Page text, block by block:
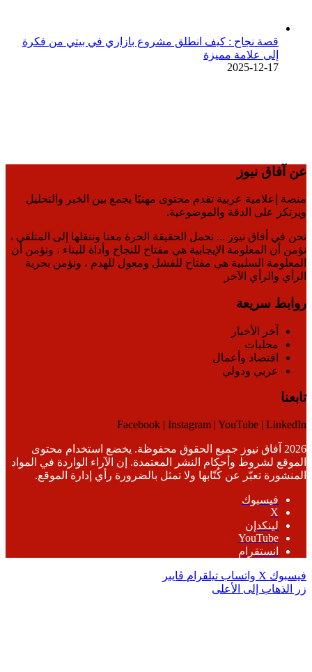
قصة نجاح : كيف انطلق مشروع بازاري في بيتي من فكرة
إلى علامة مميزة
2025-12-17
عن آفاق نيوز
منصة إعلامية عربية تقدم محتوى مهنيًا يجمع بين الخبر والتحليل
ويرتكز على الدقة والموضوعية.
نحن في أفاق نيوز ... نحمل الحقيقة الحرة معنا وننقلها إلى المتلقي ،
نؤمن أن المعلومة الإيجابية هي مفتاح للنجاح وأداة للبناء ، ونؤمن أن
المعلومة السلبية هي مفتاح للفشل ومعول للهدم ، ونؤمن بحرية
الرأي والرأي الآخر
روابط سريعة
آخر الأخبار
محليات
اقتصاد وأعمال
عربي ودولي
تابعنا
Facebook | Instagram | YouTube | LinkedIn
2026 آفاق نيوز جميع الحقوق محفوظة. يخضع استخدام محتوى
الموقع لشروط وأحكام النشر المعتمدة. إن الآراء الواردة في المواد
المنشورة تعبّر عن كُتّابها ولا تمثل بالضرورة رأي إدارة الموقع.
فيسبوك
‫X
لينكدإن
‫YouTube
انستقرام
فيسبوك ‫X واتساب تيلقرام ڤايبر
زر الذهاب إلى الأعلى